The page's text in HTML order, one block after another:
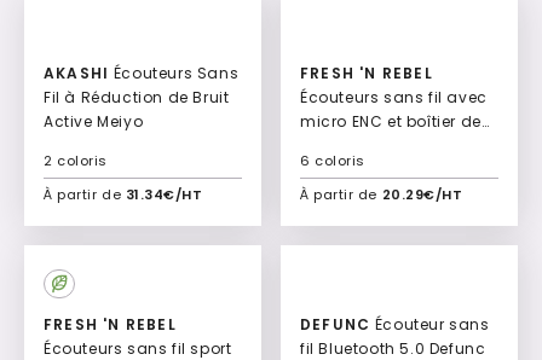
AKASHI
Fil à Réduction de Bruit
Active Meiyo
À partir de 31.34€/HT
2 coloris
Ajouter à mon devis
FRESH 'N REBEL
Écouteurs sans fil avec
micro ENC et boîtier de
True
À partir de 20.29€/HT
6 coloris
Ajouter à mon devis
FRESH 'N REBEL
Écouteurs sans fil sport
DEFUNC
fil Bluetooth 5.0 Defunc